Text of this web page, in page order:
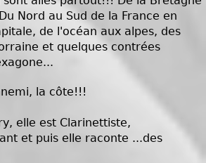
Nord au Sud de la France en
de l'océan aux alpes, des
et quelques contrées
la côte!!!
elle est Clarinettiste,
et puis elle raconte ...des